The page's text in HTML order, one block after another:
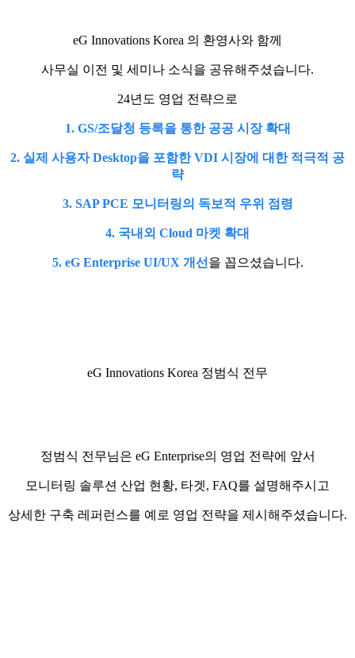
eG Innovations Korea 의 환영사와 함께
사무실 이전 및 세미나 소식을 공유해주셨습니다.
24년도 영업 전략으로
1. GS/조달청 등록을 통한 공공 시장 확대
2. 실제 사용자 Desktop을 포함한 VDI 시장에 대한 적극적 공
략
3. SAP PCE 모니터링의 독보적 우위 점령
4. 국내외 Cloud 마켓 확대
5. eG Enterprise UI/UX 개선 을 꼽으셨습니다.
eG Innovations Korea 정범식 전무
정범식 전무님은 eG Enterprise의 영업 전략에 앞서
모니터링 솔루션 산업 현황, 타겟, FAQ를 설명해주시고
상세한 구축 레퍼런스를 예로 영업 전략을 제시해주셨습니다.